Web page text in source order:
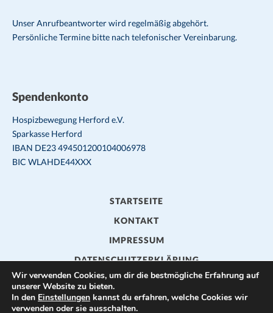
Unser Anrufbeantworter wird regelmäßig abgehört.
Persönliche Termine bitte nach telefonischer Vereinbarung.
Spendenkonto
Hospizbewegung Herford e.V.
Sparkasse Herford
IBAN DE23 494501200104006978
BIC WLAHDE44XXX
STARTSEITE
KONTAKT
IMPRESSUM
DATENSCHUTZERKLÄRUNG
© HOSPIZBEWEGUNG HERFORD E.V.
Wir verwenden Cookies, um dir die bestmögliche Erfahrung auf
unserer Website zu bieten.
In den Einstellungen kannst du erfahren, welche Cookies wir
verwenden oder sie ausschalten.